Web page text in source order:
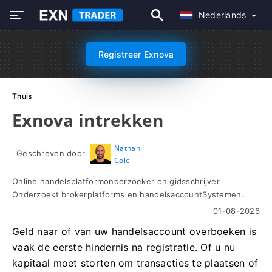
Nederlands
Registreer Exnova
Thuis
Exnova intrekken
Geschreven door
Nathan
Cole
Online handelsplatformonderzoeker en gidsschrijver
Onderzoekt brokerplatforms en handelsaccountSystemen.
01-08-2026
Geld naar of van uw handelsaccount overboeken is
vaak de eerste hindernis na registratie. Of u nu
kapitaal moet storten om transacties te plaatsen of